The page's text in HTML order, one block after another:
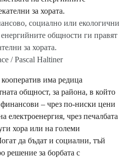
социално или екологични
енергийните общности ги правят
за хората.
/ Pascal Haltiner
има редица
общност, за района, в който
– чрез по-ниски цени
електроенергия, чрез печалбата
хора или на големи
да бъдат и социални, тъй
решение за борбата с